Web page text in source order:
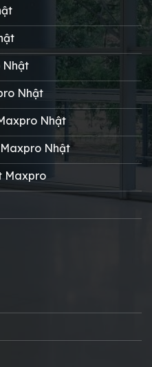
Nhật
Nhật
Nhật
Nhật
Maxpro